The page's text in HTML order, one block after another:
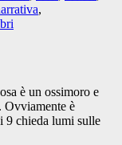
,
è un ossimoro e
Ovviamente è
9 chieda lumi sulle